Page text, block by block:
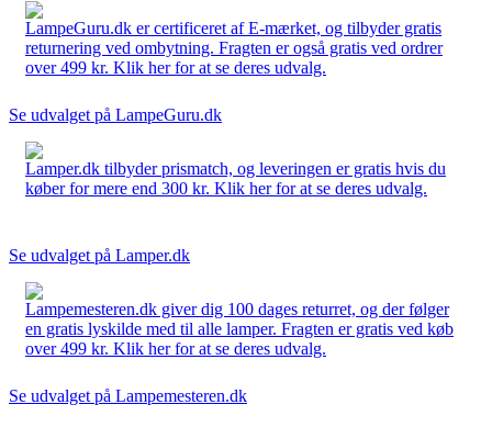
LampeGuru.dk er certificeret af E-mærket, og tilbyder gratis
returnering ved ombytning. Fragten er også gratis ved ordrer
over 499 kr. Klik her for at se deres udvalg.
Se udvalget på LampeGuru.dk
Lamper.dk tilbyder prismatch, og leveringen er gratis hvis du
køber for mere end 300 kr. Klik her for at se deres udvalg.
Se udvalget på Lamper.dk
Lampemesteren.dk giver dig 100 dages returret, og der følger
en gratis lyskilde med til alle lamper. Fragten er gratis ved køb
over 499 kr. Klik her for at se deres udvalg.
Se udvalget på Lampemesteren.dk